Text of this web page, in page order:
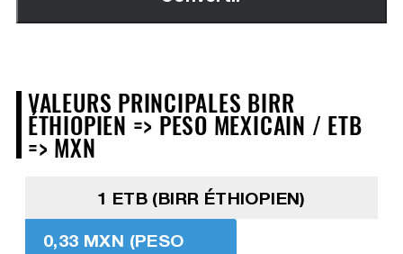
VALEURS PRINCIPALES BIRR
ÉTHIOPIEN => PESO MEXICAIN / ETB
=> MXN
1 ETB (BIRR ÉTHIOPIEN)
0,33 MXN (PESO